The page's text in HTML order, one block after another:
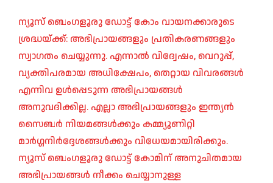
ന്യൂസ് ബെംഗളൂരു ഡോട്ട് കോം വായനക്കാരുടെ
ശ്രദ്ധയ്ക്ക്: അഭിപ്രായങ്ങളും പ്രതികരണങ്ങളും
സ്വാഗതം ചെയ്യുന്നു. എന്നാൽ വിദ്വേഷം, വെറുപ്പ്,
വ്യക്തിപരമായ അധിക്ഷേപം, തെറ്റായ വിവരങ്ങൾ
എന്നിവ ഉൾപ്പെടുന്ന അഭിപ്രായങ്ങൾ
അനുവദിക്കില്ല. എല്ലാ അഭിപ്രായങ്ങളും ഇന്ത്യൻ
സൈബർ നിയമങ്ങൾക്കും കമ്മ്യൂണിറ്റി
മാർഗ്ഗനിർദ്ദേശങ്ങൾക്കും വിധേയമായിരിക്കും.
ന്യൂസ് ബെംഗളൂരു ഡോട്ട് കോമിന് അനുചിതമായ
അഭിപ്രായങ്ങൾ നീക്കം ചെയ്യാനുള്ള